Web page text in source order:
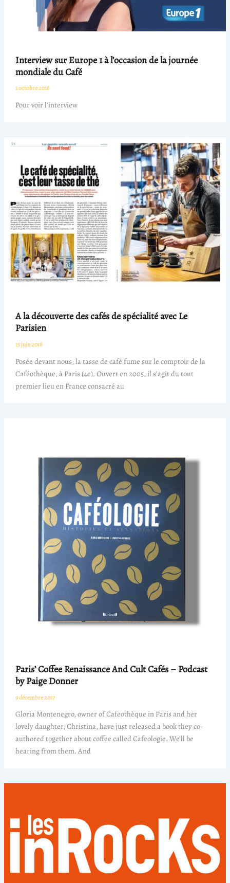
Interview sur Europe 1 à l’occasion de la journée
mondiale du Café
1 octobre 2018
Pour voir l’interview
A la découverte des cafés de spécialité avec Le
Parisien
15 juin 2018
Posée devant nous, la tasse de café fume sur le comptoir de la
Caféothèque, à Paris (4e). Ouvert en 2005, il s’agit du tout
premier lieu en France consacré au
Paris’ Coffee Renaissance And Cult Cafés – Podcast
by Paige Donner
9 décembre 2017
Gloria Montenegro, owner of Cafeothèque in Paris and her
lovely daughter, Christina, have just released a book they co-
authored together about coffee called Cafeologie. We’ll be
hearing from them. And